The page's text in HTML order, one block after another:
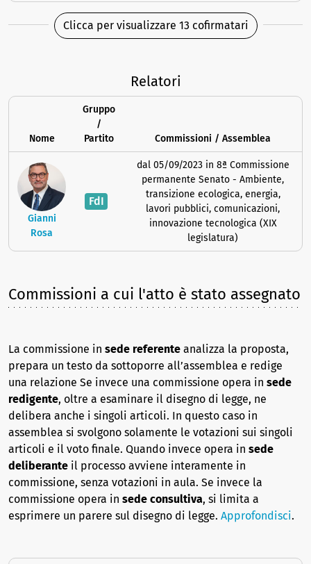
Clicca per visualizzare 13 cofirmatari
Relatori
Nome
Gruppo
/
Partito
Commissioni / Assemblea
Gianni
Rosa
FdI
dal 05/09/2023 in 8ª Commissione
permanente Senato - Ambiente,
transizione ecologica, energia,
lavori pubblici, comunicazioni,
innovazione tecnologica (XIX
legislatura)
Commissioni a cui l'atto è stato assegnato
La commissione in sede referente analizza la proposta,
prepara un testo da sottoporre all’assemblea e redige
una relazione Se invece una commissione opera in sede
redigente, oltre a esaminare il disegno di legge, ne
delibera anche i singoli articoli. In questo caso in
assemblea si svolgono solamente le votazioni sui singoli
articoli e il voto finale. Quando invece opera in sede
deliberante il processo avviene interamente in
commissione, senza votazioni in aula. Se invece la
commissione opera in sede consultiva, si limita a
esprimere un parere sul disegno di legge. Approfondisci.